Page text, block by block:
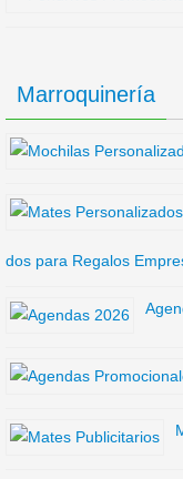
Marroquinería
dos para Regalos